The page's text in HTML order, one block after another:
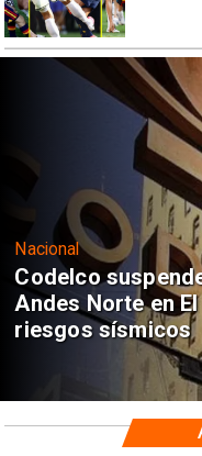
Nacional
Codelco
Andes Norte en
riesgos sísmicos